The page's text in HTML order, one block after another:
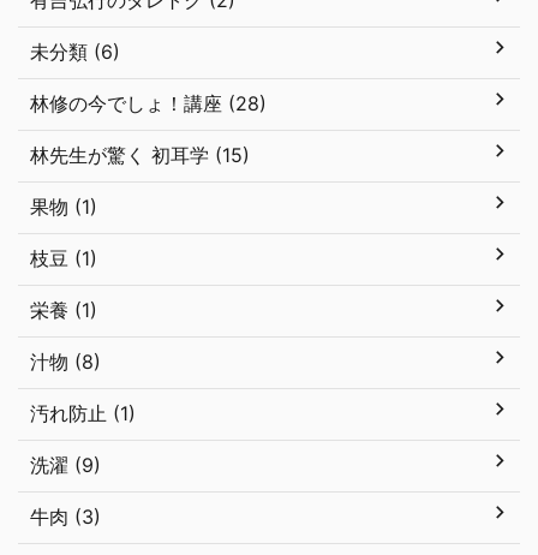
未分類 (6)
林修の今でしょ！講座 (28)
林先生が驚く 初耳学 (15)
果物 (1)
枝豆 (1)
栄養 (1)
汁物 (8)
汚れ防止 (1)
洗濯 (9)
牛肉 (3)